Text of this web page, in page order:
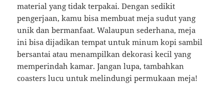
material yang tidak terpakai. Dengan sedikit
pengerjaan, kamu bisa membuat meja sudut yang
unik dan bermanfaat. Walaupun sederhana, meja
ini bisa dijadikan tempat untuk minum kopi sambil
bersantai atau menampilkan dekorasi kecil yang
memperindah kamar. Jangan lupa, tambahkan
coasters lucu untuk melindungi permukaan meja!